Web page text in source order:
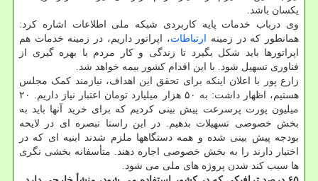
یکسان باشد.
وی درباب خدمات پایه کاربردی شبکه ملی اطلاعات اشاره کرد:
همانطور که در زمینه ارتباطات، اپراتور داریم، در زمینه خدمات هم
اپراتورها باید شکل بگیرد تا زندگی و کار مردم با بهره گیری از
فناوری تسهیل شود. با این اقدام کشور بیمه خواهد شد.
زارع پور با اعلان اینکه برای تحقق این اهداف، نیازمند کمک مجلس
هستیم، اظهار داشت: به ۵۰ هزار میلیارد تومان اعتبار نیاز داریم. ۲۰
میلیون پورت پرسرعت پیش بینی کردیم که برای خرید آنها باید به
بخش خصوصی تسهیلات بدهیم. در این راستا تبصره ای در لایحه
بودجه پیش بینی شده و همه دستگاهها ملزم شدند ابنیه ای که در
اختیار دارند را به بخش خصوصی اجاره دهند. متأسفانه بخشی نگری
ها سبب کند شدن پروژه های ملی می شود.